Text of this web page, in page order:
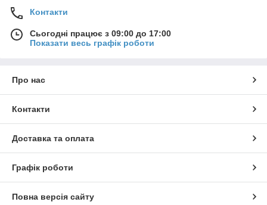
Контакти
Сьогодні працює з 09:00 до 17:00
Показати весь графік роботи
Про нас
Контакти
Доставка та оплата
Графік роботи
Повна версія сайту